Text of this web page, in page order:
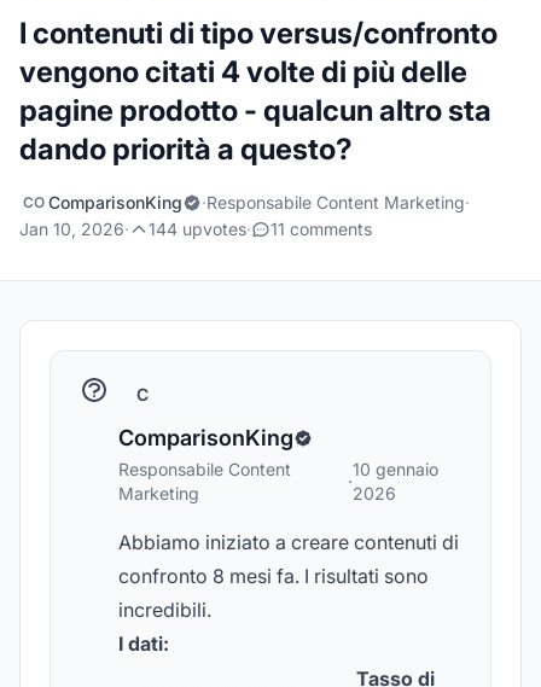
I contenuti di tipo versus/confronto
vengono citati 4 volte di più delle
pagine prodotto - qualcun altro sta
dando priorità a questo?
CO ComparisonKing ·Responsabile Content Marketing·
Jan 10, 2026· 144 upvotes· 11 comments
C
ComparisonKing
Responsabile Content
Marketing
·
10 gennaio
2026
Abbiamo iniziato a creare contenuti di
confronto 8 mesi fa. I risultati sono
incredibili.
I dati:
Tasso di